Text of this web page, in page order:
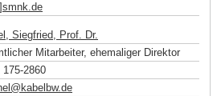
.de
Siegfried, Prof. Dr.
Mitarbeiter, ehemaliger Direktor
2860
@ kabelbw.de